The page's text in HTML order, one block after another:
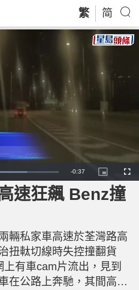
繁 简
R
e
i
n
i
-0:37
P
i
t
u
-
P
i
c
t
u
r
e
F
u
速狂飆 Benz撞
輛私家車高速於荃灣路高
扭軚切線時失控撞翻貨
有車cam片流出，見到
在公路上奔馳，其間高速